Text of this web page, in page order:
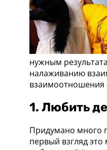
нужным
налаживанию
взаимоотношения
1. Любить
Придумано много
первый взгляд